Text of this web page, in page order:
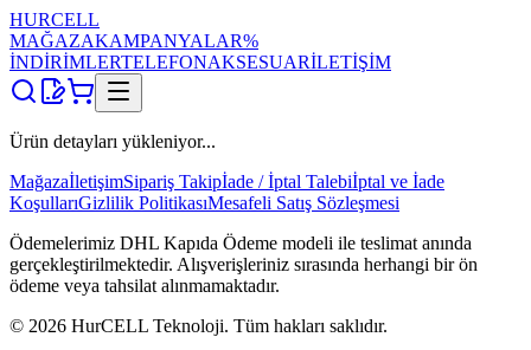
HURCELL
MAĞAZAKAMPANYALAR%
İNDİRİMLERTELEFONAKSESUARİLETİŞİM
Ürün detayları yükleniyor...
MağazaİletişimSipariş Takipİade / İptal Talebiİptal ve İade
KoşullarıGizlilik PolitikasıMesafeli Satış Sözleşmesi
Ödemelerimiz DHL Kapıda Ödeme modeli ile teslimat anında
gerçekleştirilmektedir. Alışverişleriniz sırasında herhangi bir ön
ödeme veya tahsilat alınmamaktadır.
© 2026 HurCELL Teknoloji. Tüm hakları saklıdır.